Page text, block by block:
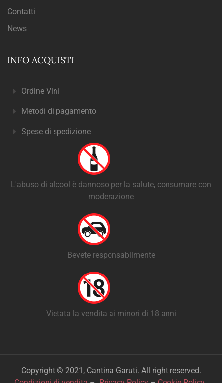
Contatti
News
INFO ACQUISTI
Ordine Vini
Metodi di pagamento
Spese di spedizione
L'abuso di alcool è dannoso per la salute, consumare con
moderazione
Bevete responsabilmente
Vietata la vendita ai minori di 18 anni
Copyright © 2021, Cantina Garuti. All right reserved.